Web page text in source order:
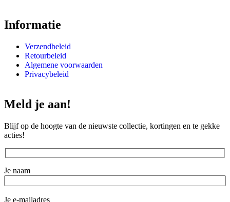
Informatie
Verzendbeleid
Retourbeleid
Algemene voorwaarden
Privacybeleid
Meld je aan!
Blijf op de hoogte van de nieuwste collectie, kortingen en te gekke
acties!
Je naam
Je e-mailadres